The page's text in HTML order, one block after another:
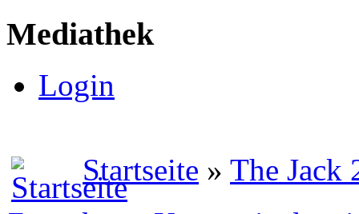
Mediathek
Login
Startseite » The Jack